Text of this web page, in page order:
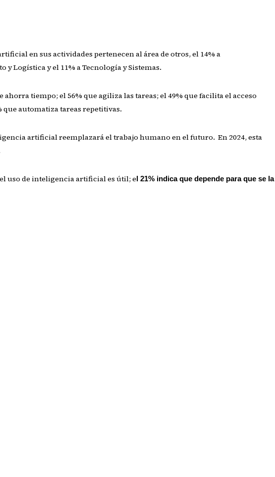
en sus actividades pertenecen al área de otros, el 14% a
Logística y el 11% a Tecnología y Sistemas.
tiempo; el 56% que agiliza las tareas; el 49% que facilita el acceso
automatiza tareas repetitivas.
artificial reemplazará el trabajo humano en el futuro. En 2024, esta
uso de inteligencia artificial es útil; el 21% indica que depende para que se la